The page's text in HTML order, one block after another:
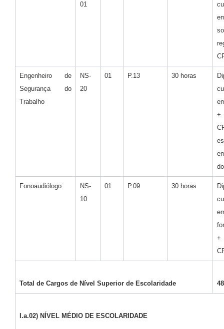
01
Engenheiro de
Segurança do
Trabalho
NS-
20
01 P.13 30 horas
+
Fonoaudiólogo
NS-
10
01 P.09 30 horas
+
Total de Cargos de Nível Superior de Escolaridade
I.a.02) NÍVEL MÉDIO DE ESCOLARIDADE